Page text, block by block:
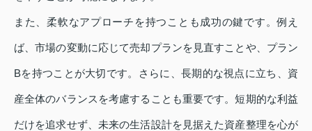
また、柔軟なアプローチを持つことも成功の鍵です。例え
ば、市場の変動に応じて売却プランを見直すことや、プラン
Bを持つことが大切です。さらに、長期的な視点に立ち、資
産全体のバランスを考慮することも重要です。短期的な利益
だけを追求せず、未来の生活設計を見据えた資産整理を心が